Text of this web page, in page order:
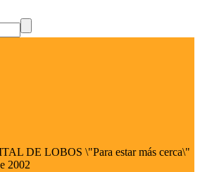
DE LOBOS \"Para estar más cerca\"
2002